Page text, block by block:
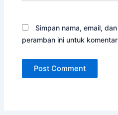
Simpan nama, email,
peramban ini untuk